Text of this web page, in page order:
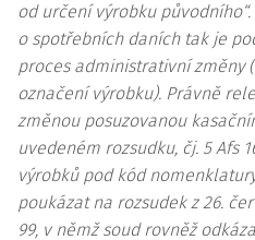
od určení výrobku
o spotřebních daních tak je
proces administrativní změny
označení výrobku). Právně
změnou posuzovanou
uvedeném rozsudku, čj. 5 Afs
výrobků pod kód
poukázat na rozsudek z 26.
99, v němž soud rovněž